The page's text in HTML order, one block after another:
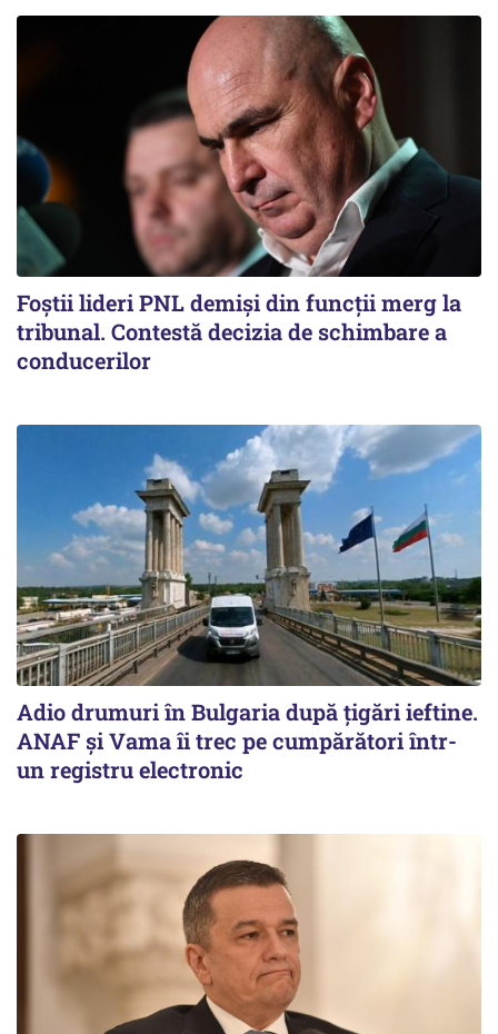
Foștii lideri PNL demiși din funcții merg la
tribunal. Contestă decizia de schimbare a
conducerilor
Adio drumuri în Bulgaria după țigări ieftine.
ANAF și Vama îi trec pe cumpărători într-
un registru electronic